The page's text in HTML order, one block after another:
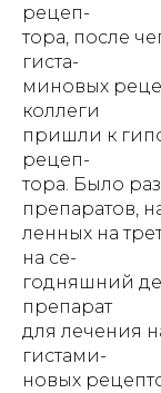
рецеп-
тора, после
гиста-
миновых
коллеги
пришли к
рецеп-
тора. Было
препаратов,
ленных на
на се-
годняшний
препарат
для лечения
гистами-
новых